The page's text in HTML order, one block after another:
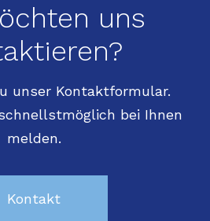
uns
unser Kontaktformular.
bei Ihnen
melden.
Kontakt